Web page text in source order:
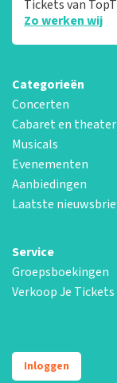
Tickets van
Zo werken wij
Categorieën
Concerten
Cabaret en theater
Musicals
Evenementen
Aanbiedingen
Laatste
Service
Groepsboekingen
Verkoop Je Tickets
Inloggen